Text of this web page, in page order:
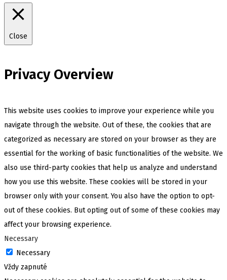
Close
Privacy Overview
This website uses cookies to improve your experience while you
navigate through the website. Out of these, the cookies that are
categorized as necessary are stored on your browser as they are
essential for the working of basic functionalities of the website. We
also use third-party cookies that help us analyze and understand
how you use this website. These cookies will be stored in your
browser only with your consent. You also have the option to opt-
out of these cookies. But opting out of some of these cookies may
affect your browsing experience.
Necessary
Necessary
Vždy zapnuté